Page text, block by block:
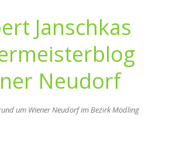
Janschkas
Neudorf
um Wiener Neudorf im Bezirk Mödling